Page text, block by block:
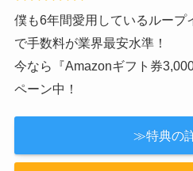
僕も6年間愛用しているループ
で手数料が業界最安水準！
今なら『Amazonギフト券
ペーン中！
≫特典の